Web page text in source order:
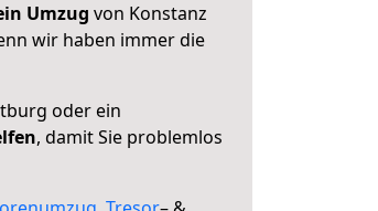
Umzug von Konstanz
wir haben immer die
oder ein
, damit Sie problemlos